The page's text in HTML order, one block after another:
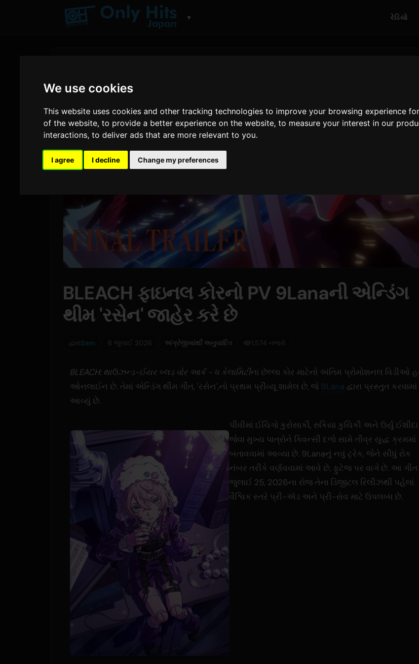
We use cookies
This website uses cookies and other tracking technologies to improve your browsing experience
of the website,to provide a better experience on the website,to measure your interest in our
interactions,to deliver ads that are more relevant to you.
I agree I decline Change my preferences
▼ રેડિયો
BLEACH ફાઇનલ કોરનો PV 9Lanaની એન્ડિંગ
થીમ 'રસેન' જાહેર કરે છે
દ્વારાSam 6 જુલાઈ 2026 અંગ્રેજીમાંથી અનુવાદિત 1,574 નજરો
BLEACH: થાઉઝન્ડ-ઈયર બ્લડ વોર આર્ક - ધ કેલામિટીના છેલ્લા કોર માટેનો અંતિમ પ્રોમોશનલ વિડીઓ
ઓનલાઈન છે. તેમાં એન્ડિંગ થીમ ગીત, 'રસેન',નો પ્રથમ પ્રીવ્યૂ શામેલ છે, જે 9Lana દ્વારા પ્રસ્તુત કરવામાં
આવ્યું છે.
પીવીમાં ઈચિગો કુરોસાકી, રુકિયા કુચિકી અને ઉર્યુ ઈશીદા
જેવા મુખ્ય પાત્રોને ક્વિન્સી દળો સામે તીવ્ર યુદ્ધ ક્રમમાં
બતાવવામાં આવ્યા છે. 9Lanaનું નવું ટ્રેક, જેને સીધું રોક
નંબર તરીકે વર્ણવવામાં આવે છે, ફુટેજ પર વાગે છે. આ ગીત
જુલાઈ 25, 2026ના રોજ તેના ડિજીટલ રિલીઝથી પહેલાં
વૈશ્વિક સ્તરે પ્રી-ઍડ અને પ્રી-સેવ માટે ઉપલબ્ધ છે.